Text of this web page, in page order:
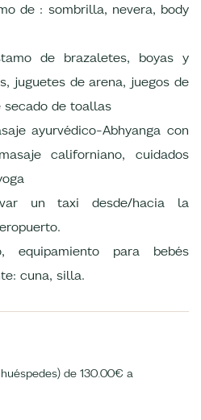
de : sombrilla, nevera, body
de brazaletes, boyas y
juguetes de arena, juegos de
secado de toallas
ayurvédico-Abhyanga con
californiano, cuidados
un taxi desde/hacia la
equipamiento para bebés
cuna, silla.
de 130.00€ a